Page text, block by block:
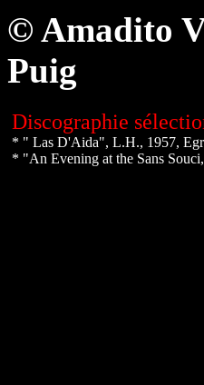
© Amadito
Puig
Discographie
* " Las D'Aida", L.H., 1957,
* "An Evening at the Sans